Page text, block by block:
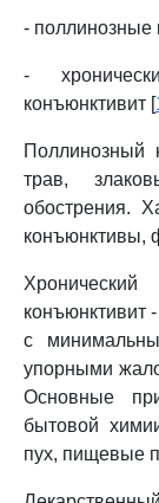
- поллинозные
-
конъюнктивит [
Поллинозный
трав,
обострения.
конъюнктивы,
конъюнктивит
с
упорными
Основные
бытовой
пух, пищевые